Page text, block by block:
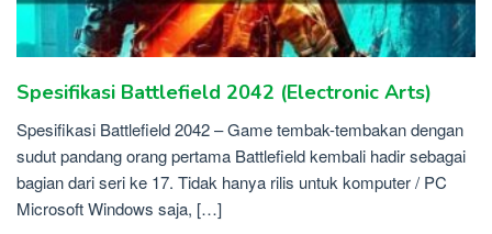
Spesifikasi Battlefield 2042 (Electronic Arts)
Spesifikasi Battlefield 2042 – Game tembak-tembakan dengan
sudut pandang orang pertama Battlefield kembali hadir sebagai
bagian dari seri ke 17. Tidak hanya rilis untuk komputer / PC
Microsoft Windows saja, […]